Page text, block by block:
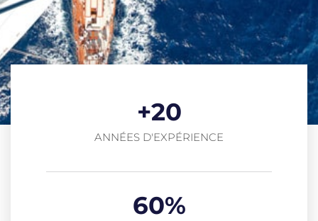
ANNÉES D'EXPÉRIENCE
+20
60%